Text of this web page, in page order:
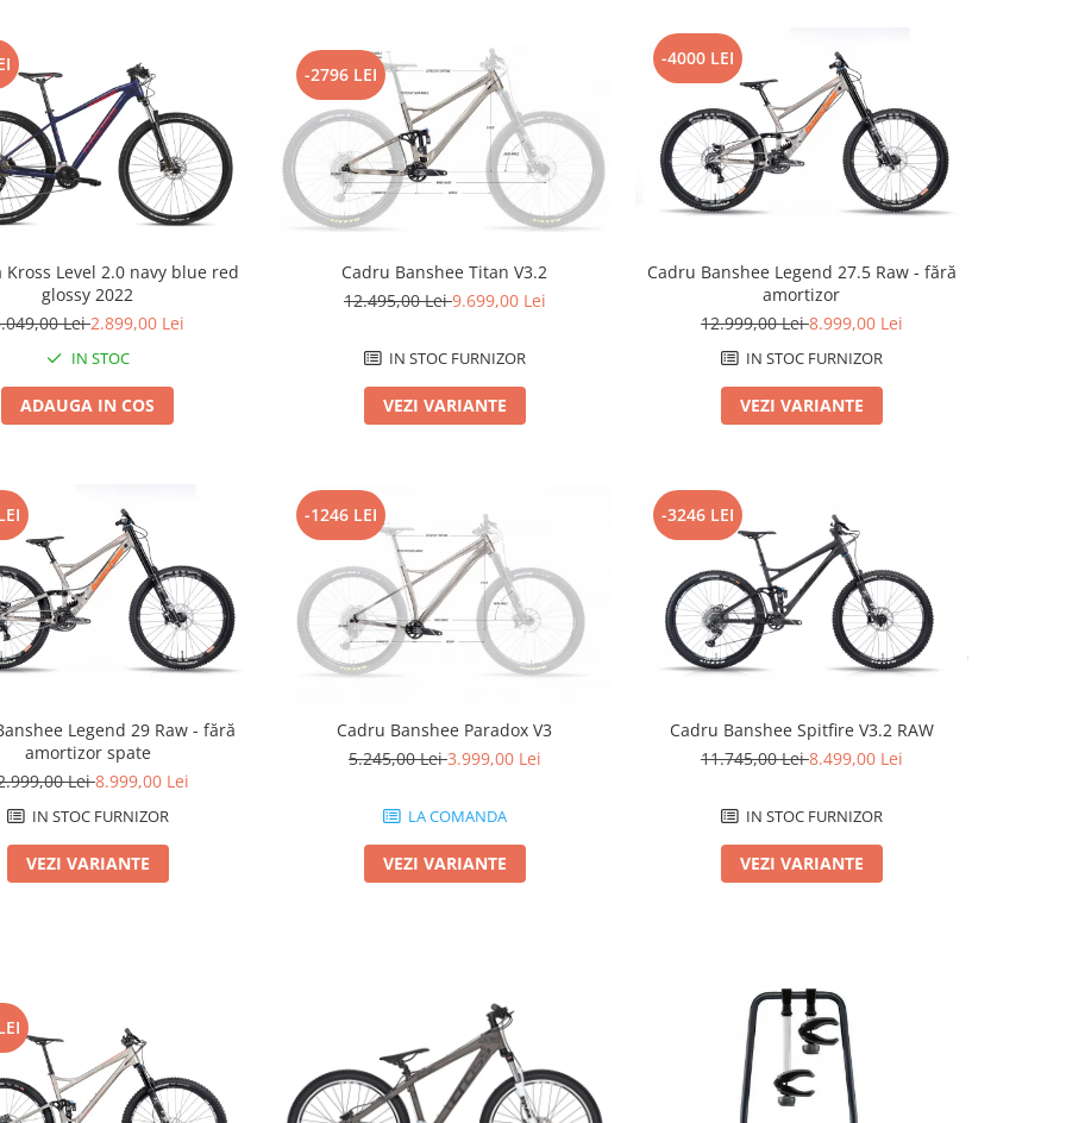
Kross Level 2.0 navy blue red
glossy 2022
Lei2.899,00 Lei
IN STOC
ADAUGA IN COS
-2796 LEI
Cadru Banshee Titan V3.2
12.495,00 Lei9.699,00 Lei
IN STOC FURNIZOR
VEZI VARIANTE
-4000 LEI
Cadru Banshee Legend 27.5 Raw - fără
amortizor
12.999,00 Lei8.999,00 Lei
IN STOC FURNIZOR
VEZI VARIANTE
Legend 29 Raw - fără
amortizor spate
Lei8.999,00 Lei
IN STOC FURNIZOR
VEZI VARIANTE
-1246 LEI
Cadru Banshee Paradox V3
5.245,00 Lei3.999,00 Lei
LA COMANDA
VEZI VARIANTE
-3246 LEI
Cadru Banshee Spitfire V3.2 RAW
11.745,00 Lei8.499,00 Lei
IN STOC FURNIZOR
VEZI VARIANTE